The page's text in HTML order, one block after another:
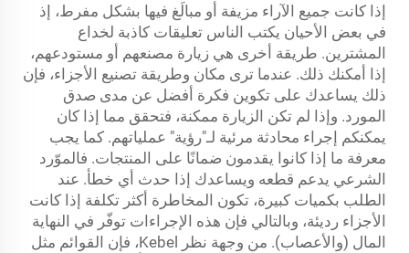
إذا كانت جميع الآراء مزيفة أو مبالَغ فيها بشكل مفرط، إذ
في بعض الأحيان يكتب الناس تعليقات كاذبة لخداع
المشترين. طريقة أخرى هي زيارة مصنعهم أو مستودعهم،
إذا أمكنك ذلك. عندما ترى مكان وطريقة تصنيع الأجزاء، فإن
ذلك يساعدك على تكوين فكرة أفضل عن مدى صدق
المورد. وإذا لم تكن الزيارة ممكنة، فتحقق مما إذا كان
يمكنكم إجراء محادثة مرئية لـ"رؤية" عملياتهم. كما يجب
معرفة ما إذا كانوا يقدمون ضمانًا على المنتجات. فالموّرد
الشرعي يدعم قطعه ويساعدك إذا حدث أي خطأ. عند
الطلب بكميات كبيرة، تكون المخاطرة أكثر تكلفة إذا كانت
الأجزاء رديئة، وبالتالي فإن هذه الإجراءات توفّر في النهاية
المال (والأعصاب). من وجهة نظر Kebel، فإن القوائم مثل